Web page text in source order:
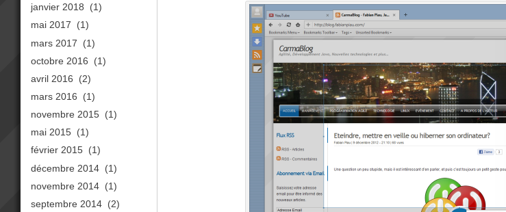
janvier 2018
(1)
mai 2017
(1)
mars 2017
(1)
octobre 2016
(1)
avril 2016
(2)
mars 2016
(1)
novembre 2015 (1)
mai 2015 (1)
février 2015 (1)
décembre 2014 (1)
novembre 2014 (1)
septembre 2014 (2)